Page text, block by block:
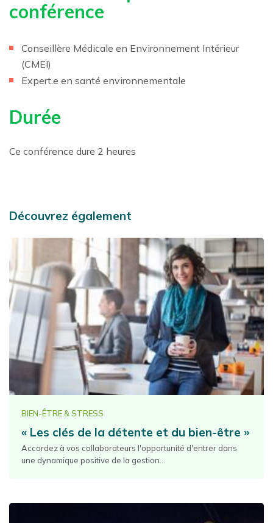
conférence
Conseillère Médicale en Environnement Intérieur
(CMEI)
Expert.e en santé environnementale
Durée
Ce conférence dure 2 heures
Découvrez également
BIEN-ÊTRE & STRESS
« Les clés de la détente et du bien-être »
Accordez à vos collaborateurs l'opportunité d'entrer dans
une dynamique positive de la gestion...